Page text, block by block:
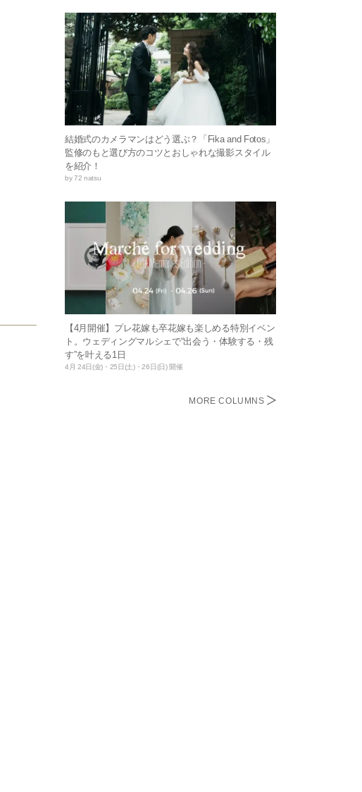
結婚式のカメラマンはどう選ぶ？「Fika and Fotos」
監修のもと選び方のコツとおしゃれな撮影スタイル
を紹介！
by 72 natsu
【4月開催】プレ花嫁も卒花嫁も楽しめる特別イベン
ト。ウェディングマルシェで“出会う・体験する・残
す”を叶える1日
4月 24日(金)・25日(土)・26日(日) 開催
MORE COLUMNS